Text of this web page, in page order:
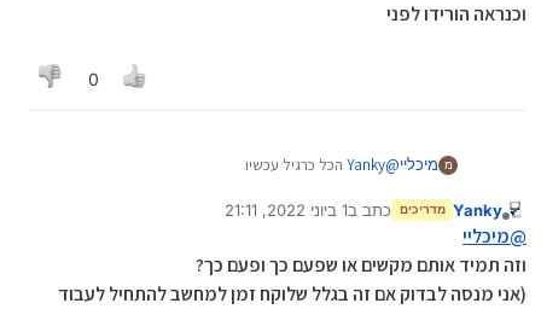
וכנראה הורידו לפני
0
מ מיכליי@
Yanky הכל כרגיל עכשיו
מנותק
Yanky מדריכים כתב ב1 ביוני 2022, 21:11
נערך לאחרונה על ידי Yanky 6 בינו׳ 2022, 21:11
@מיכליי
וזה תמיד אותם מקשים או שפעם כך ופעם כך?
(אני מנסה לבדוק אם זה בגלל שלוקח זמן למחשב להתחיל לעבוד